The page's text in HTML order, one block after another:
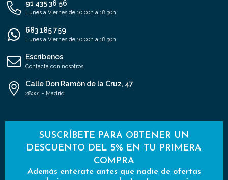
91 435 36 56
Lunes a Viernes de 10:00h a 18:30h
683 185 759
Lunes a Viernes de 10:00h a 18:30h
Escríbenos
Contacta con nosotros
Calle Don Ramón de la Cruz, 47
28001 - Madrid
SUSCRÍBETE PARA OBTENER UN
DESCUENTO DEL 5% EN TU PRIMERA
COMPRA
Además entérate antes que nadie de ofertas